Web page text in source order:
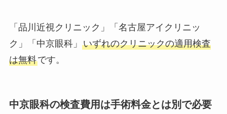
「品川近視クリニック」「名古屋アイクリニッ
ク」「中京眼科」 いずれのクリニックの適用検査
は無料です。
中京眼科の検査費用は手術料金とは別で必要